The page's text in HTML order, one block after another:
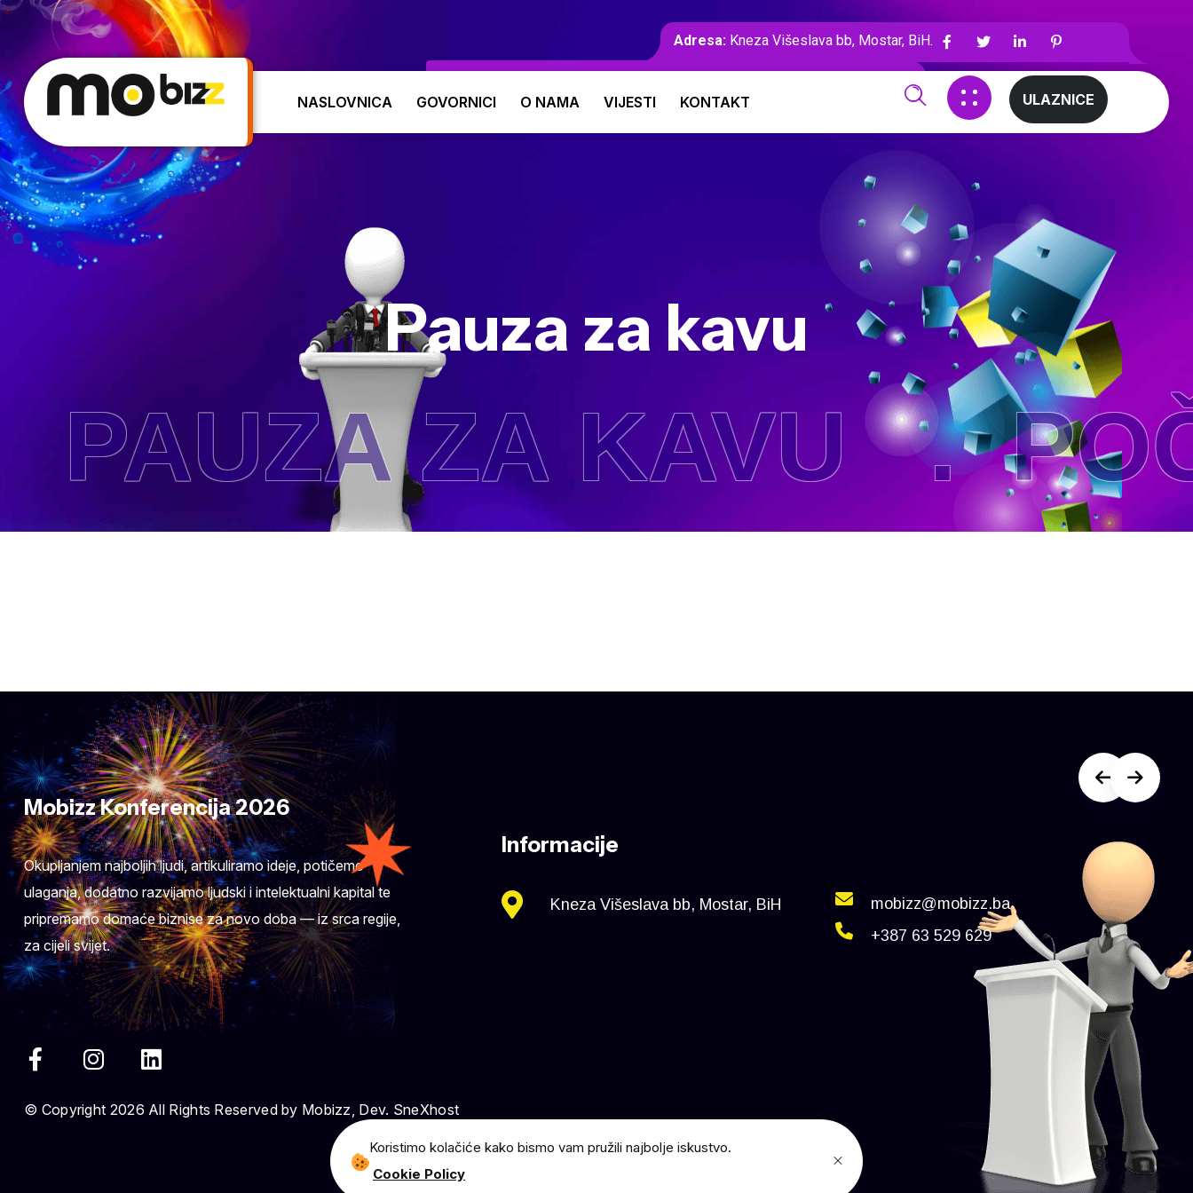
Adresa: Kneza Višeslava bb, Mostar, BiH.
NASLOVNICA GOVORNICI O NAMA VIJESTI KONTAKT ULAZNICE
Pauza za kavu
ZA KAVU .
Mobizz Konferencija 2026
Okupljanjem najboljih ljudi, artikuliramo ideje, potičemo
ulaganja, dodatno razvijamo ljudski i intelektualni kapital te
pripremamo domaće biznise za novo doba — iz srca regije,
za cijeli svijet.
© Copyright 2026 All Rights Reserved by Mobizz, Dev. SneXhost
Informacije
Kneza Višeslava bb, Mostar, BiH
mobizz@mobizz.ba
+387 63 529 629
Koristimo kolačiće kako bismo vam pružili najbolje iskustvo.
Cookie Policy